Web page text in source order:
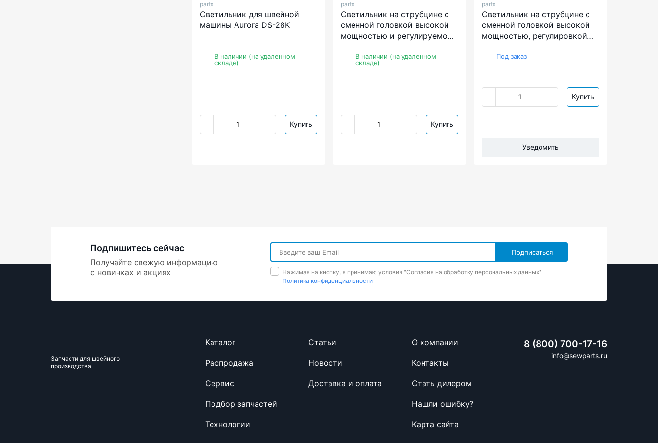
parts
Светильник для швейной
машины Aurora DS-28K
В наличии (на удаленном
складе)
Купить
parts
Светильник на струбцине с
сменной головкой высокой
мощностью и регулируемой
В наличии (на удаленном
складе)
Купить
parts
Светильник на струбцине с
сменной головкой высокой
мощностью, регулировкой
ультрафиолета Aurora A-
Под заказ
Купить
Уведомить
Подпишитесь сейчас
Получайте свежую информацию
о новинках и акциях
Нажимая на кнопку, я принимаю условия "Cогласия на обработку персональных данных"
Политика конфиденциальности
Запчасти для швейного
производства
Каталог
Распродажа
Сервис
Подбор запчастей
Технологии
Cтатьи
Новости
Доставка и оплата
О компании
Контакты
Стать дилером
Нашли ошибку?
Карта сайта
8 (800) 700-17-16
info@sewparts.ru